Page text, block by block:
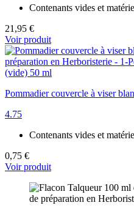
Contenants vides et
21,95 €
Voir produit
Pommadier couvercle à viser
4.75
Contenants vides et
0,75 €
Voir produit